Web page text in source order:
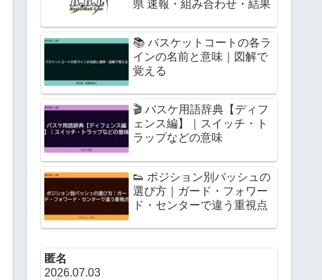
県 速報・組み合わせ・結果
📚 バスケットコートの各ラ
インの名前と意味｜図解で
覚える
🎬 バスケ用語辞典【ディフ
ェンス編】｜スイッチ・ト
ラップなどの意味
👟 ポジション別バッシュの
選び方｜ガード・フォワー
ド・センターで違う重視点
匿名
2026.07.03